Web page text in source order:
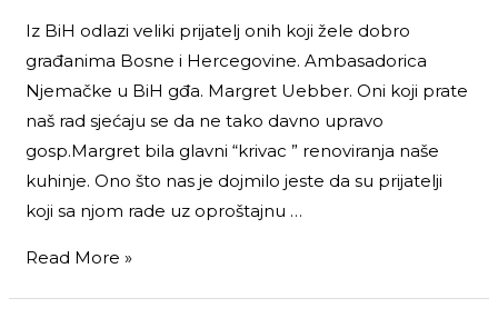
Iz BiH odlazi veliki prijatelj onih koji žele dobro
građanima Bosne i Hercegovine. Ambasadorica
Njemačke u BiH gđa. Margret Uebber. Oni koji prate
naš rad sjećaju se da ne tako davno upravo
gosp.Margret bila glavni “krivac ” renoviranja naše
kuhinje. Ono što nas je dojmilo jeste da su prijatelji
koji sa njom rade uz oproštajnu …
Read More »